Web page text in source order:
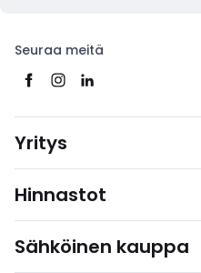
Seuraa meitä
Yritys
Hinnastot
Sähköinen kauppa